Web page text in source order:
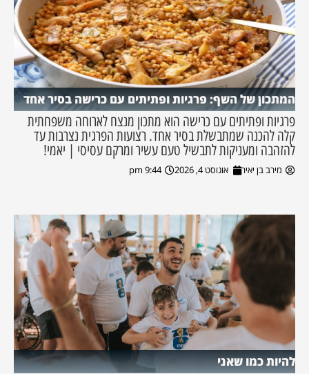
המתכון של השף: פרגיות ופתיתים עם כרישה בסיר אחד
פרגיות ופתיתים עם כרישה הוא מתכון מנצח לארוחה משפחתית
קלה להכנה שמתבשלת בסיר אחד. רצועות הפרגית נצרבות עד
להזהבה ומעניקות לתבשיל טעם עשיר ומרקם עסיסי | יאמי!
מירב בן יאיר אוגוסט 4, 2026 9:44 pm
להיות כמו שאני